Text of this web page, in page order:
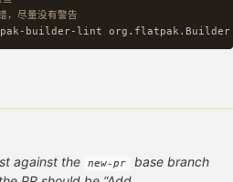
，尽量没有警告
against the new-pr
base branch